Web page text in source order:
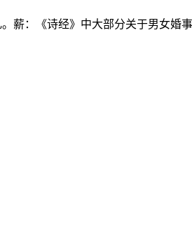
薪：《诗经》中大部分关于男女婚